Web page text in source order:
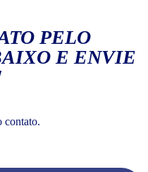
PELO
E ENVIE
contato.